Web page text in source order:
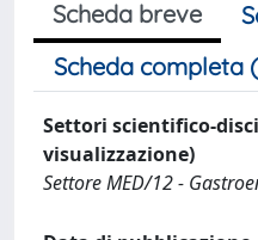
Scheda breve
Scheda completa
Settori scientifico-
visualizzazione)
Settore MED/12 -